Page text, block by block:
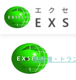
無線機・トラ